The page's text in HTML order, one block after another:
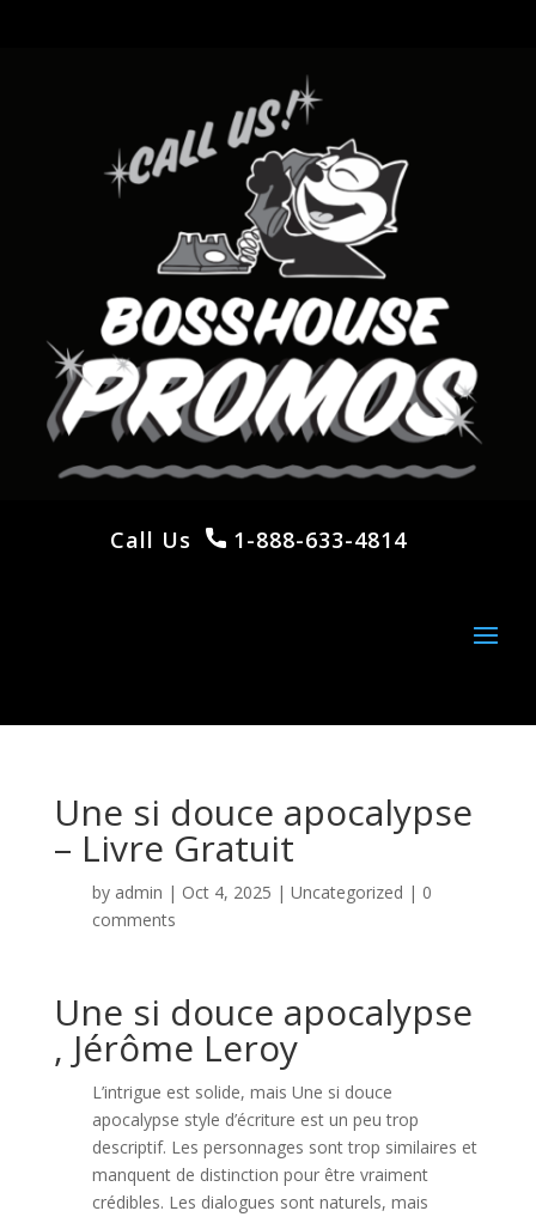
Call Us 1-888-633-4814
Une si douce apocalypse
– Livre Gratuit
by admin | Oct 4, 2025 | Uncategorized | 0
comments
Une si douce apocalypse
, Jérôme Leroy
L’intrigue est solide, mais Une si douce
apocalypse style d’écriture est un peu trop
descriptif. Les personnages sont trop similaires et
manquent de distinction pour être vraiment
crédibles. Les dialogues sont naturels, mais